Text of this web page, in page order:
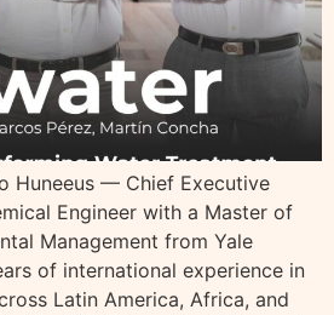
Huneeus — Chief Executive
Engineer with a Master of
Management from Yale
of international experience in
Latin America, Africa, and